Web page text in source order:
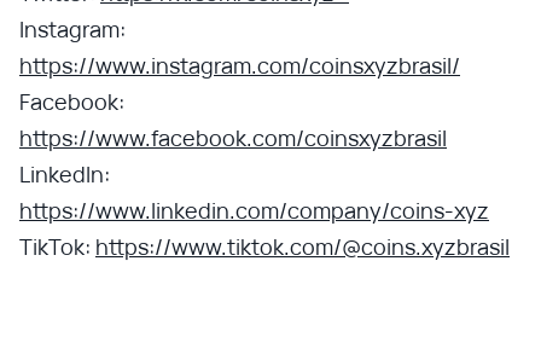
Instagram:
https://www.instagram.com/coinsxyzbrasil/
Facebook:
https://www.facebook.com/coinsxyzbrasil
LinkedIn:
https://www.linkedin.com/company/coins-xyz
TikTok: https://www.tiktok.com/@coins.xyzbrasil